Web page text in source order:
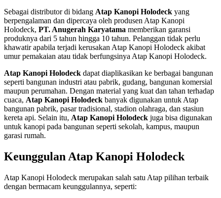
Sebagai distributor di bidang Atap Kanopi Holodeck yang
berpengalaman dan dipercaya oleh produsen Atap Kanopi
Holodeck, PT. Anugerah Karyatama memberikan garansi
produknya dari 5 tahun hingga 10 tahun. Pelanggan tidak perlu
khawatir apabila terjadi kerusakan Atap Kanopi Holodeck akibat
umur pemakaian atau tidak berfungsinya Atap Kanopi Holodeck.
Atap Kanopi Holodeck dapat diaplikasikan ke berbagai bangunan
seperti bangunan industri atau pabrik, gudang, bangunan komersial
maupun perumahan. Dengan material yang kuat dan tahan terhadap
cuaca, Atap Kanopi Holodeck banyak digunakan untuk Atap
bangunan pabrik, pasar tradisional, stadion olahraga, dan stasiun
kereta api. Selain itu, Atap Kanopi Holodeck juga bisa digunakan
untuk kanopi pada bangunan seperti sekolah, kampus, maupun
garasi rumah.
Keunggulan Atap Kanopi Holodeck
Atap Kanopi Holodeck merupakan salah satu Atap pilihan terbaik
dengan bermacam keunggulannya, seperti: